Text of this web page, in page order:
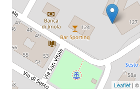
Leaflet | ©